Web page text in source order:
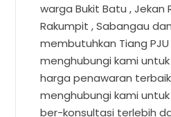
warga Bukit Batu , Jekan
Rakumpit , Sabangau
membutuhkan Tiang PJU
menghubungi kami
harga penawaran
menghubungi kami
ber-konsultasi terlebih